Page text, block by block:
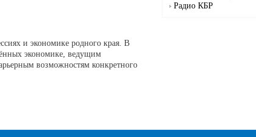
Радио КБР
и экономике родного края. В
экономике, ведущим
возможностям конкретного